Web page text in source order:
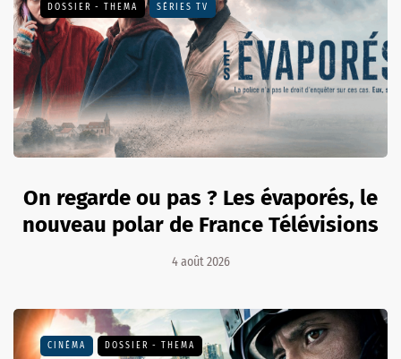
DOSSIER - THEMA SÉRIES TV
On regarde ou pas ? Les évaporés, le
nouveau polar de France Télévisions
4 août 2026
CINÉMA DOSSIER - THEMA